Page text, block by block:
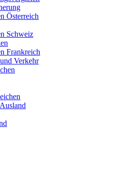
Österreich
Schweiz
Frankreich
Verkehr